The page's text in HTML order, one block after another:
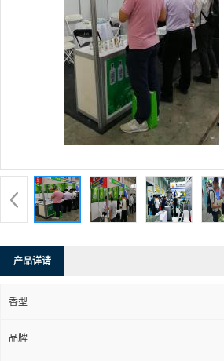
产品详请
香型
品牌